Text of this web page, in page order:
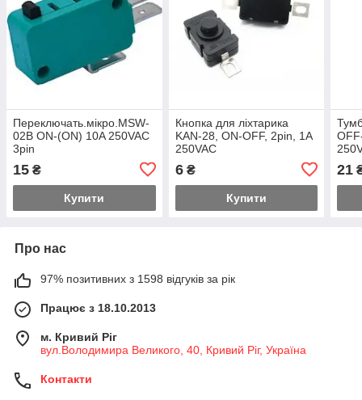
Переключать.мікро.MSW-
02B ON-(ON) 10A 250VAC
3pin
15 ₴
Купити
Кнопка для ліхтарика
KAN-28, ON-OFF, 2pin, 1A
250VAC
6₴
Купити
21
Про нас
97% позитивних з 1598 відгуків за рік
Працює з 18.10.2013
м. Кривий Ріг
вул.Володимира Великого, 40, Кривий Ріг, Україна
Контакти